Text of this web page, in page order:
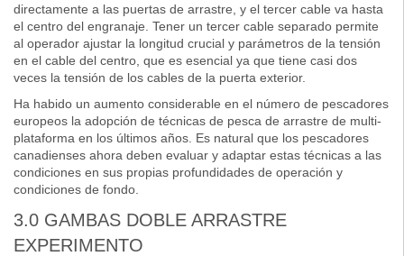
directamente a las puertas de arrastre, y el tercer cable va hasta
el centro del engranaje. Tener un tercer cable separado permite
al operador ajustar la longitud crucial y parámetros de la tensión
en el cable del centro, que es esencial ya que tiene casi dos
veces la tensión de los cables de la puerta exterior.
Ha habido un aumento considerable en el número de pescadores
europeos la adopción de técnicas de pesca de arrastre de multi-
plataforma en los últimos años. Es natural que los pescadores
canadienses ahora deben evaluar y adaptar estas técnicas a las
condiciones en sus propias profundidades de operación y
condiciones de fondo.
3.0 GAMBAS DOBLE ARRASTRE
EXPERIMENTO